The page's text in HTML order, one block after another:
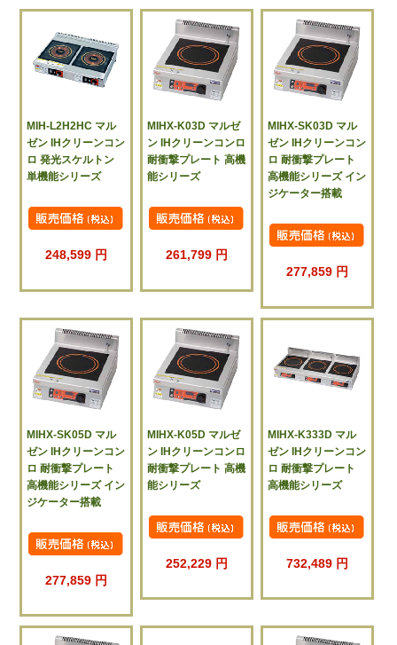
MIH-L2H2HC マル
ゼン IHクリーンコン
ロ 発光スケルトン
単機能シリーズ
248,599 円
MIHX-K03D マルゼ
ン IHクリーンコンロ
耐衝撃プレート 高機
能シリーズ
261,799 円
MIHX-SK03D マル
ゼン IHクリーンコン
ロ 耐衝撃プレート
高機能シリーズ イン
ジケーター搭載
277,859 円
MIHX-SK05D マル
ゼン IHクリーンコン
ロ 耐衝撃プレート
高機能シリーズ イン
ジケーター搭載
277,859 円
MIHX-K05D マルゼ
ン IHクリーンコンロ
耐衝撃プレート 高機
能シリーズ
252,229 円
MIHX-K333D マル
ゼン IHクリーンコン
ロ 耐衝撃プレート
高機能シリーズ
732,489 円